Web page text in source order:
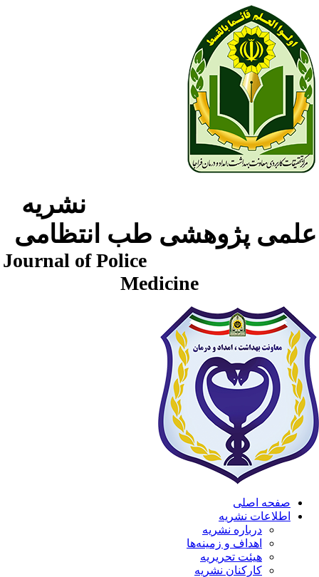
نشریه
پژوهشی طب انتظامی
Journal of Police
Medicine
صفحه اصلی
اطلاعات نشریه
درباره نشریه
اهداف و زمینه‌ها
هیئت تحریریه
کارکنان نشریه